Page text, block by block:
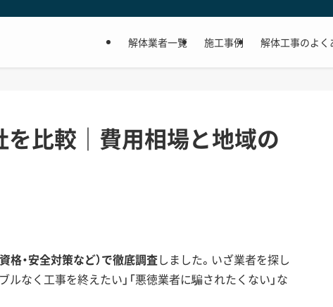
解体業者一覧 施工事例 解体工事のよく
比較｜費用相場と地域の
格・安全対策など）で徹底調査しました。いざ業者を探し
なく工事を終えたい」「悪徳業者に騙されたくない」な